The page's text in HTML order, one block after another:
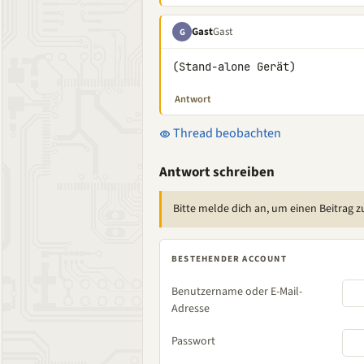
G GastGast
(Stand-alone Gerät)
Antwort
Thread beobachten
Antwort schreiben
Bitte melde dich an, um einen Beitrag
BESTEHENDER ACCOUNT
Benutzername oder E-Mail-
Adresse
Passwort